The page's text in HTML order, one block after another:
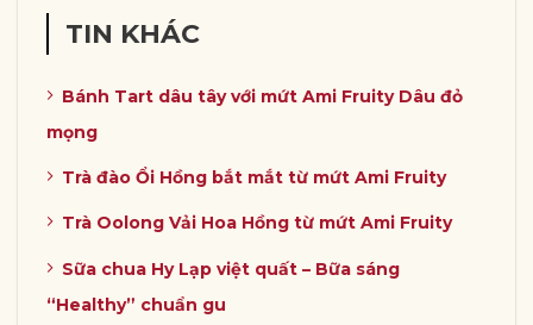
TIN KHÁC
Bánh Tart dâu tây với mứt Ami Fruity Dâu đỏ
mọng
Trà đào Ổi Hồng bắt mắt từ mứt Ami Fruity
Trà Oolong Vải Hoa Hồng từ mứt Ami Fruity
Sữa chua Hy Lạp việt quất – Bữa sáng
“Healthy” chuẩn gu